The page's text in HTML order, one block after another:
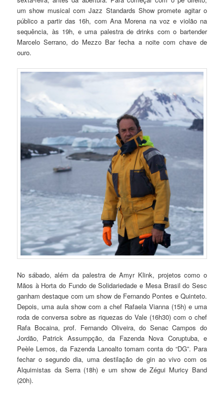
um show musical com Jazz Standards Show promete agitar o
público a partir das 16h, com Ana Morena na voz e violão na
sequência, às 19h, e uma palestra de drinks com o bartender
Marcelo Serrano, do Mezzo Bar fecha a noite com chave de
ouro.
No sábado, além da palestra de Amyr Klink, projetos como o
Mãos à Horta do Fundo de Solidariedade e Mesa Brasil do Sesc
ganham destaque com um show de Fernando Pontes e Quinteto.
Depois, uma aula show com a chef Rafaela Vianna (15h) e uma
roda de conversa sobre as riquezas do Vale (16h30) com o chef
Rafa Bocaina, prof. Fernando Oliveira, do Senac Campos do
Jordão, Patrick Assumpção, da Fazenda Nova Coruptuba, e
Peèle Lemos, da Fazenda Lanoalto tomam conta do “DG”. Para
fechar o segundo dia, uma destilação de gin ao vivo com os
Alquimistas da Serra (18h) e um show de Zégui Muricy Band
(20h).